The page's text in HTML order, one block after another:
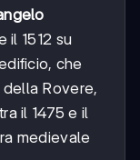
il 1512 su
che
Rovere,
il 1475 e il
medievale